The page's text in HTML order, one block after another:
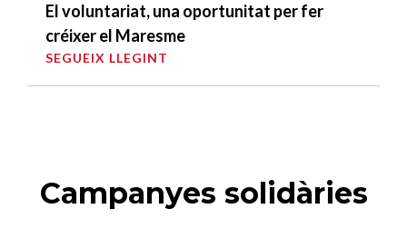
El voluntariat, una oportunitat per fer
créixer el Maresme
SEGUEIX LLEGINT
Campanyes solidàries